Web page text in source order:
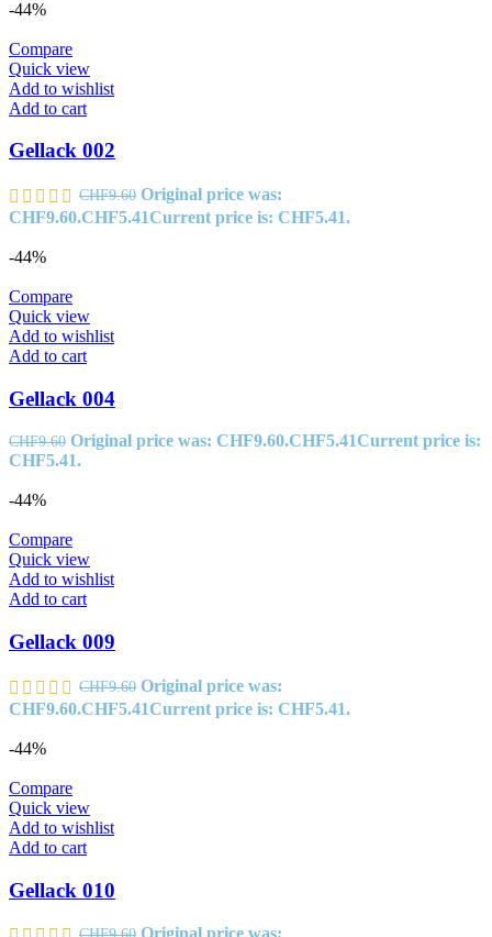
-44%
Compare
Quick view
Add to wishlist
Add to cart
Gellack 002
CHF9.60 Original price was:
CHF9.60.CHF5.41Current price is: CHF5.41.
-44%
Compare
Quick view
Add to wishlist
Add to cart
Gellack 004
CHF9.60 Original price was: CHF9.60.CHF5.41Current price is:
CHF5.41.
-44%
Compare
Quick view
Add to wishlist
Add to cart
Gellack 009
CHF9.60 Original price was:
CHF9.60.CHF5.41Current price is: CHF5.41.
-44%
Compare
Quick view
Add to wishlist
Add to cart
Gellack 010
Original price was: